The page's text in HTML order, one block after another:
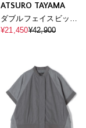
ATSURO TAYAMA
ダブルフェイスビッグ
カラーコート
¥21,450¥42,900